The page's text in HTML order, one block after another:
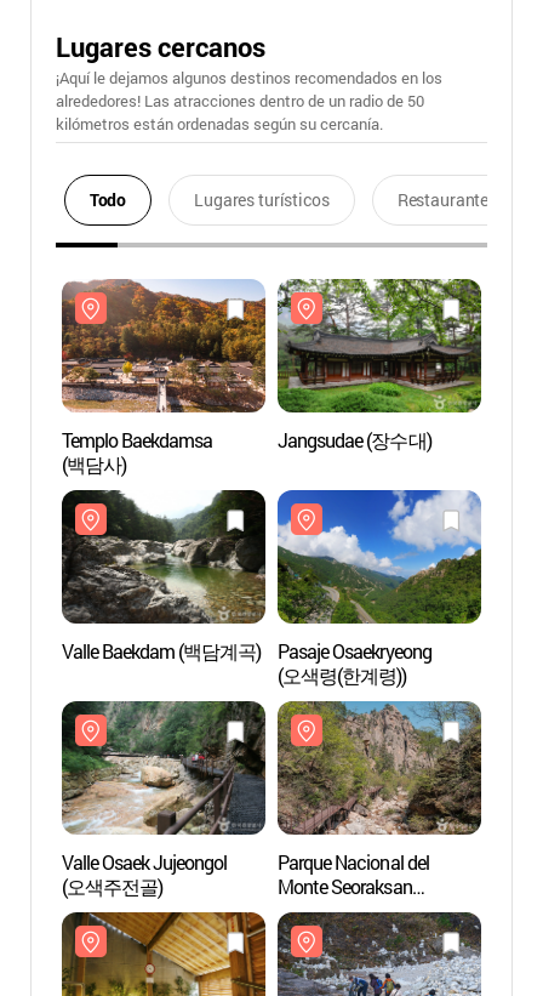
Lugares cercanos
¡Aquí le dejamos algunos destinos recomendados en los
alrededores! Las atracciones dentro de un radio de 50
kilómetros están ordenadas según su cercanía.
Todo Lugares turísticos Restaurantes
Templo Baekdamsa
(백담사)
Jangsudae (장수대)
Valle Baekdam (백담계곡)
Pasaje Osaekryeong
(오색령(한계령))
Valle Osaek Jujeongol
(오색주전골)
Parque Nacional del
Monte Seoraksan
(Namseorak)
(설악산국립공원(남설악))